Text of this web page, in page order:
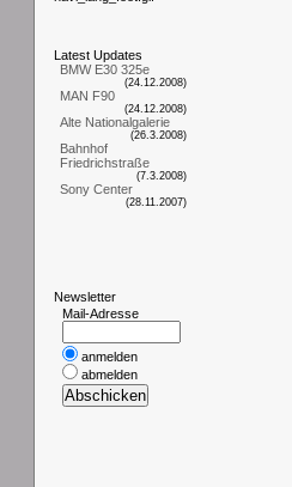
L atest Updates
BMW E30 325e
(24.12.2008)
MAN F90
(24.12.2008)
Alte Nationalgalerie
(26.3.2008)
Bahnhof
Friedrichstraße
(7.3.2008)
Sony Center
(28.11.2007)
Newsletter
Mail-Adresse
anmelden
abmelden